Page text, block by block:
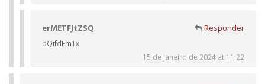
erMETFJtZSQ Responder
bQifdFmTx
15 de janeiro de 2024 at 11:22